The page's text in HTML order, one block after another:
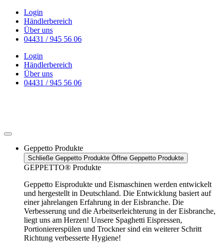
Zum
Inhalt
wechseln
Login
Händlerbereich
Über uns
04431 / 945 56 06
Login
Händlerbereich
Über uns
04431 / 945 56 06
Geppetto Produkte
Schließe Geppetto Produkte Öffne Geppetto Produkte
GEPPETTO® Produkte
Geppetto Eisprodukte und Eismaschinen werden entwickelt
und hergestellt in Deutschland. Die Entwicklung basiert auf
einer jahrelangen Erfahrung in der Eisbranche. Die
Verbesserung und die Arbeitserleichterung in der Eisbranche,
liegt uns am Herzen! Unsere Spaghetti Eispressen,
Portioniererspülen und Trockner sind ein weiterer Schritt
Richtung verbesserte Hygiene!